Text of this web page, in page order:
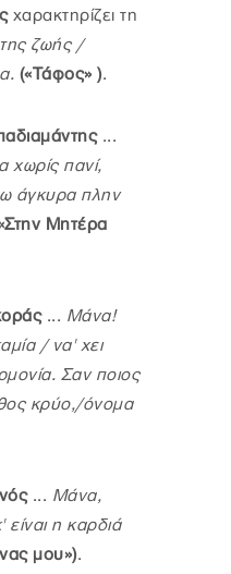
χαρακτηρίζει τη
ζωής /
(«Τάφος» ).
...
χωρίς πανί,
άγκυρα πλην
Μητέρα
... Μάνα!
/ να' χει
Σαν ποιος
κρύο,/όνομα
... Μάνα,
η καρδιά
μου»).